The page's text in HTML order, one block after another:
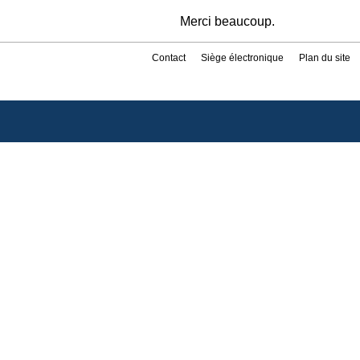
Merci beaucoup.
Contact Siège électronique Plan du site